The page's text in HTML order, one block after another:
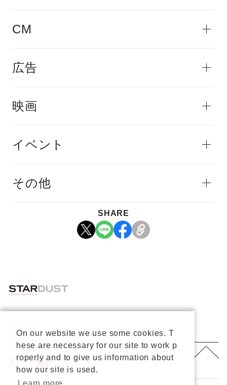
CM
広告
映画
イベント
その他
SHARE
プライバシーポリシー
重要なお知らせ
お問い合わせ
About Us
公式X
公式Youtube
On our website we use some cookies. T
hese are necessary for our site to work p
roperly and to give us information about
how our site is used.